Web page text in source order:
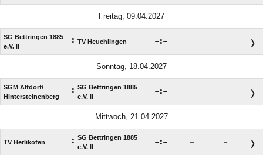
Freitag, 09.04.2027
SG Bettringen 1885
e.V. II
: TV Heuchlingen : – –
Sonntag, 18.04.2027
SGM Alfdorf/​
Hintersteinenberg
: SG Bettringen 1885
e.V. II
: – –
Mittwoch, 21.04.2027
TV Herlikofen : SG Bettringen 1885
e.V. II
: – –